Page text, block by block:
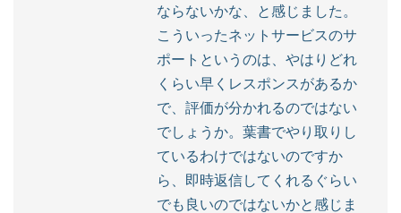
ならないかな、と感じました。
こういったネットサービスのサ
ポートというのは、やはりどれ
くらい早くレスポンスがあるか
で、評価が分かれるのではない
でしょうか。葉書でやり取りし
ているわけではないのですか
ら、即時返信してくれるぐらい
でも良いのではないかと感じま